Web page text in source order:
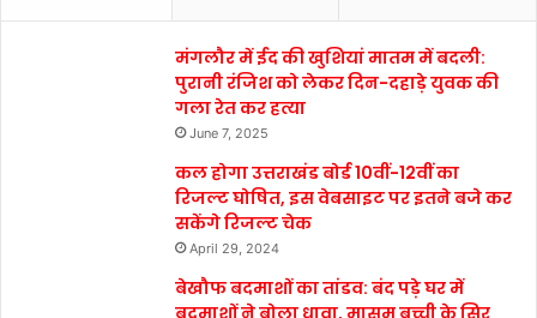
मंगलौर में ईद की खुशियां मातम में बदली:
पुरानी रंजिश को लेकर दिन-दहाड़े युवक की
गला रेत कर हत्या
June 7, 2025
कल होगा उत्तराखंड बोर्ड 10वीं-12वीं का
रिजल्ट घोषित, इस वेबसाइट पर इतने बजे कर
सकेंगे रिजल्ट चेक
April 29, 2024
बेखौफ बदमाशों का तांडव: बंद पड़े घर में